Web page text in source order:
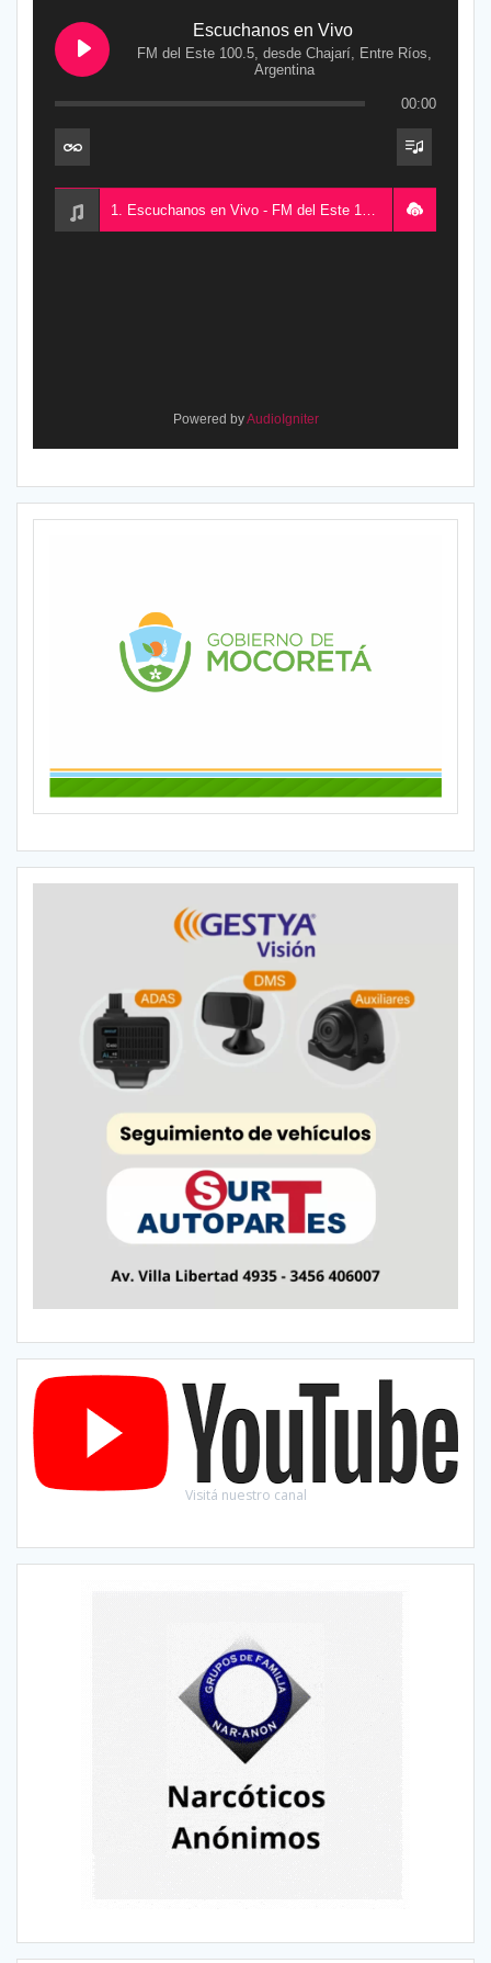
Escuchanos en Vivo
FM del Este 100.5, desde Chajarí, Entre Ríos,
Argentina
00:00
Powered byAudioIgniter
Visitá nuestro canal